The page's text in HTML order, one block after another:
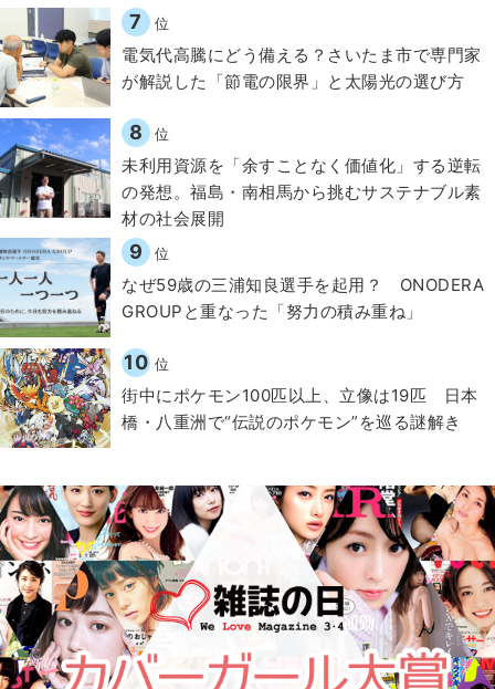
7 位
電気代高騰にどう備える？さいたま市で専門家
が解説した「節電の限界」と太陽光の選び方
8 位
​​未利用資源を「余すことなく価値化」する逆転
の発想。福島・南相馬から挑むサステナブル素
材の社会展開​
9 位
なぜ59歳の三浦知良選手を起用？ ONODERA
GROUPと重なった「努力の積み重ね」
10 位
街中にポケモン100匹以上、立像は19匹 日本
橋・八重洲で“伝説のポケモン”を巡る謎解き